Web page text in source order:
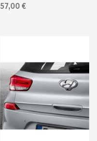
57,00 €